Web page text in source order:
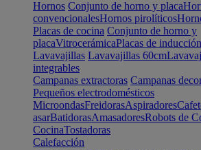
Hornos Conjunto de horno y placa
convencionalesHornos pirolíticos
Placas de cocina Conjunto de horno y
placaVitrocerámicaPlacas de inducción
Lavavajillas Lavavajillas 60cm
integrables
Campanas extractoras Campanas
Pequeños electrodomésticos
MicroondasFreidorasAspiradores
asarBatidorasAmasadoresRobots de
CocinaTostadoras
Calefacción